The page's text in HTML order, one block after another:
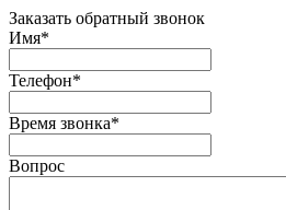
Заказать обратный звонок
Имя*
Телефон*
Время звонка*
Вопрос